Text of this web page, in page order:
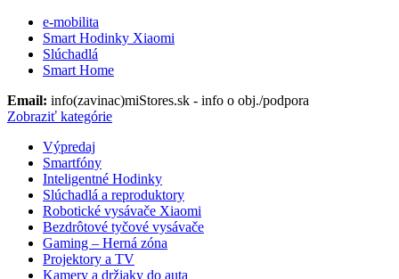
e-mobilita
Smart Hodinky Xiaomi
Slúchadlá
Smart Home
Email: info(zavinac)miStores.sk - info o obj./podpora
Zobraziť kategórie
Výpredaj
Smartfóny
Inteligentné Hodinky
Slúchadlá a reproduktory
Robotické vysávače Xiaomi
Bezdrôtové tyčové vysávače
Gaming – Herná zóna
Projektory a TV
Kamery a držiaky do auta